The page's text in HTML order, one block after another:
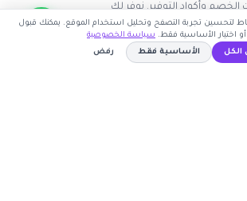
الخصم وأكواد التوفير. نوفر لك
من أشهر المتاجر الإلكترونية.
لتحسين تجربة التصفح وتحليل استخدام الموقع. يمكنك قبول
اختيار الأساسية فقط. سياسة الخصوصية
الكل
الأساسية فقط رفض